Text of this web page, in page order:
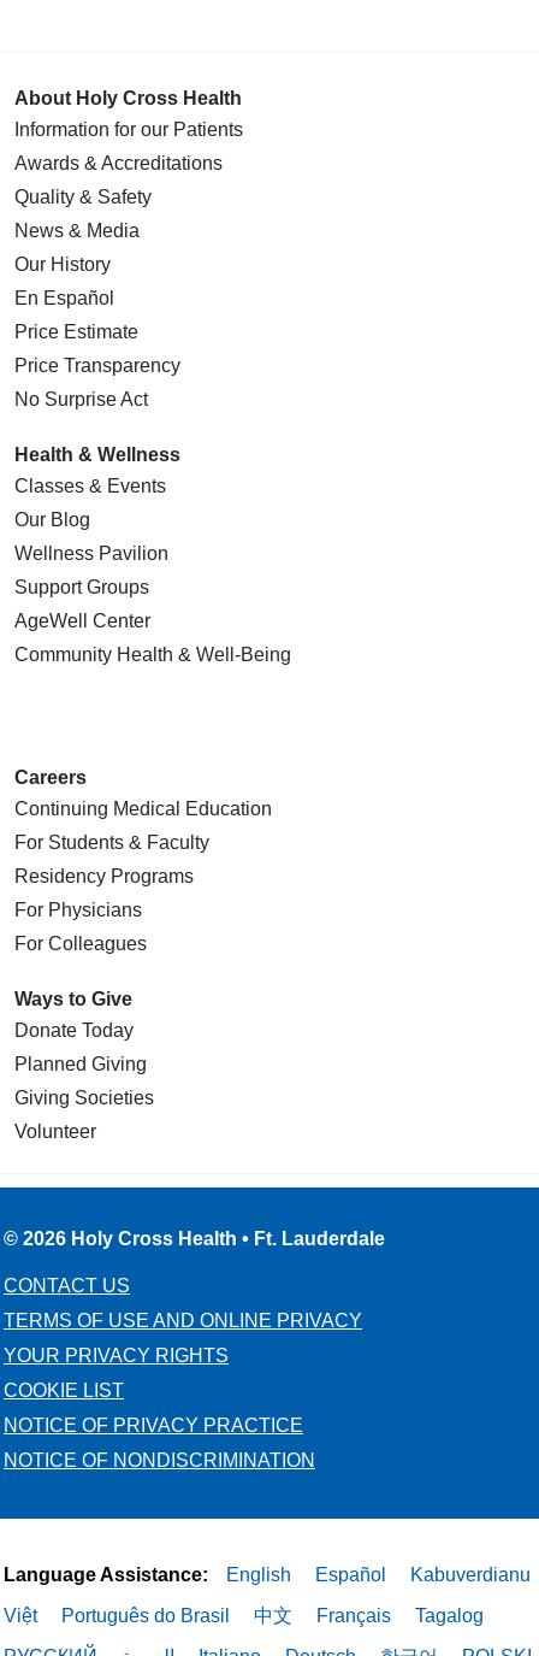
About Holy Cross Health
Information for our Patients
Awards & Accreditations
Quality & Safety
News & Media
Our History
En Español
Price Estimate
Price Transparency
No Surprise Act
Health & Wellness
Classes & Events
Our Blog
Wellness Pavilion
Support Groups
AgeWell Center
Community Health & Well-Being
Careers
Continuing Medical Education
For Students & Faculty
Residency Programs
For Physicians
For Colleagues
Ways to Give
Donate Today
Planned Giving
Giving Societies
Volunteer
© 2026 Holy Cross Health • Ft. Lauderdale
CONTACT US
TERMS OF USE AND ONLINE PRIVACY
YOUR PRIVACY RIGHTS
COOKIE LIST
NOTICE OF PRIVACY PRACTICE
NOTICE OF NONDISCRIMINATION
Language Assistance: English Español
Kabuverdianu
Việt
Português do Brasil 中文 Français
Tagalog